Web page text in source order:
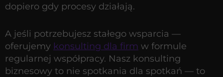
dopiero gdy procesy działają.
A jeśli potrzebujesz stałego wsparcia —
oferujemy konsulting dla firm w formule
regularnej współpracy. Nasz konsulting
biznesowy to nie spotkania dla spotkań — to